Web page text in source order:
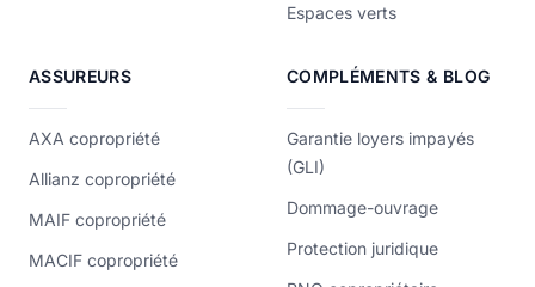
Espaces verts
ASSUREURS
AXA copropriété
Allianz copropriété
MAIF copropriété
MACIF copropriété
COMPLÉMENTS & BLOG
Garantie loyers impayés
(GLI)
Dommage-ouvrage
Protection juridique